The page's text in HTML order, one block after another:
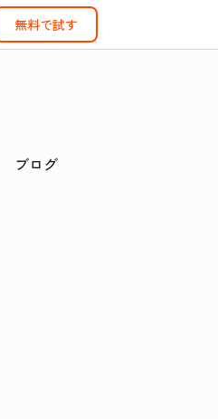
無料で試す
ブログ